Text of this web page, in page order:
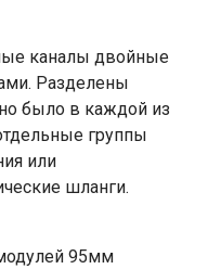
каналы двойные
Разделены
было в каждой из
группы
или
шланги.
95мм